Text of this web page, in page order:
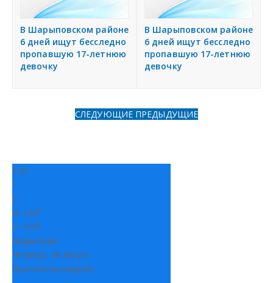
История города
Разместить объявление
Регионы России
Создание сайтов
В Шарыповском районе
6 дней ищут бесследно
пропавшую 17-летнюю
девочку
В Шарыповском районе
6 дней ищут бесследно
пропавшую 17-летнюю
девочку
СЛЕДУЮЩИЕ ПРЕДЫДУЩИЕ
+20
°
C
H: +26°
L: +16°
Шарыпово
Четверг, 06 Август
Прогноз на неделю